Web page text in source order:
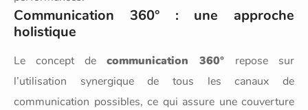
Communication 360° : une approche
holistique
Le concept de communication 360° repose sur
l’utilisation synergique de tous les canaux de
communication possibles, ce qui assure une couverture